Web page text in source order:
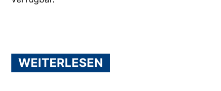
WEITERLESEN